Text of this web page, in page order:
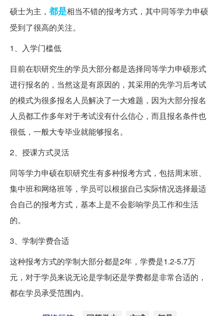
硕士为主， 都是相当不错的报考方式，其中同等学力申硕
受到了很高的关注。
1、入学门槛低
目前在职研究生的学员大部分都是选择同等学力申硕形式
进行报名的，当然这是有原因的，其采用的先学习后考试
的模式为很多报名人员解决了一大难题，因为大部分报名
人员都工作多年对于考试没有什么信心，而且报名条件也
很低，一般大专毕业就能够报名。
2、授课方式灵活
同等学力申硕在职研究生有多种报考方式，包括周末班、
集中班和网络班等，学员可以根据自己实际情况选择最适
合自己的报考方式，基本上是不会影响学员工作和生活
的。
3、学制学费合适
这种报考方式的学制大部分都是2年，学费是1.2-5.7万
元，对于学员来说无论是学制还是学费都是非常合适的，
都在学员承受范围内。